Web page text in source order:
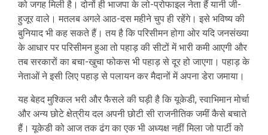
को जगह मिली है। दोनों ही भाजपा के लो-प्रोफाइल नेता हैं यानी जी-
हुजूर वाले। मतलब अगले आठ-दस महीने चुप ही रहेंगे। इसे भविष्य की
बुनियाद भी कह सकते हैं। तय है कि परिसीमन होगा ओर यदि जनसंख्या
के आधार पर परिसीमन हुआ तो पहाड़ की सीटों में भारी कमी आएगी और
तब सरकारों का बचा-खुचा फोकस भी पहाड़ से दूर हो जाएगा। पहाड़ के
नेताओं ने इसी लिए पहाड़ से पलायन कर मैदानों में अपना डेरा जमाया।
यह बेहद मुश्किल भरी और फैसले की घड़ी है कि यूकेडी, स्वाभिमान मोर्चा
और अन्य छोटे क्षेत्रीय दल अपनी छोटी सी राजनीतिक जमीं कैसे बचाते
हैं। यूकेडी को आज तक ढंग का एक भी अध्यक्ष नहीं मिला जो पार्टी को